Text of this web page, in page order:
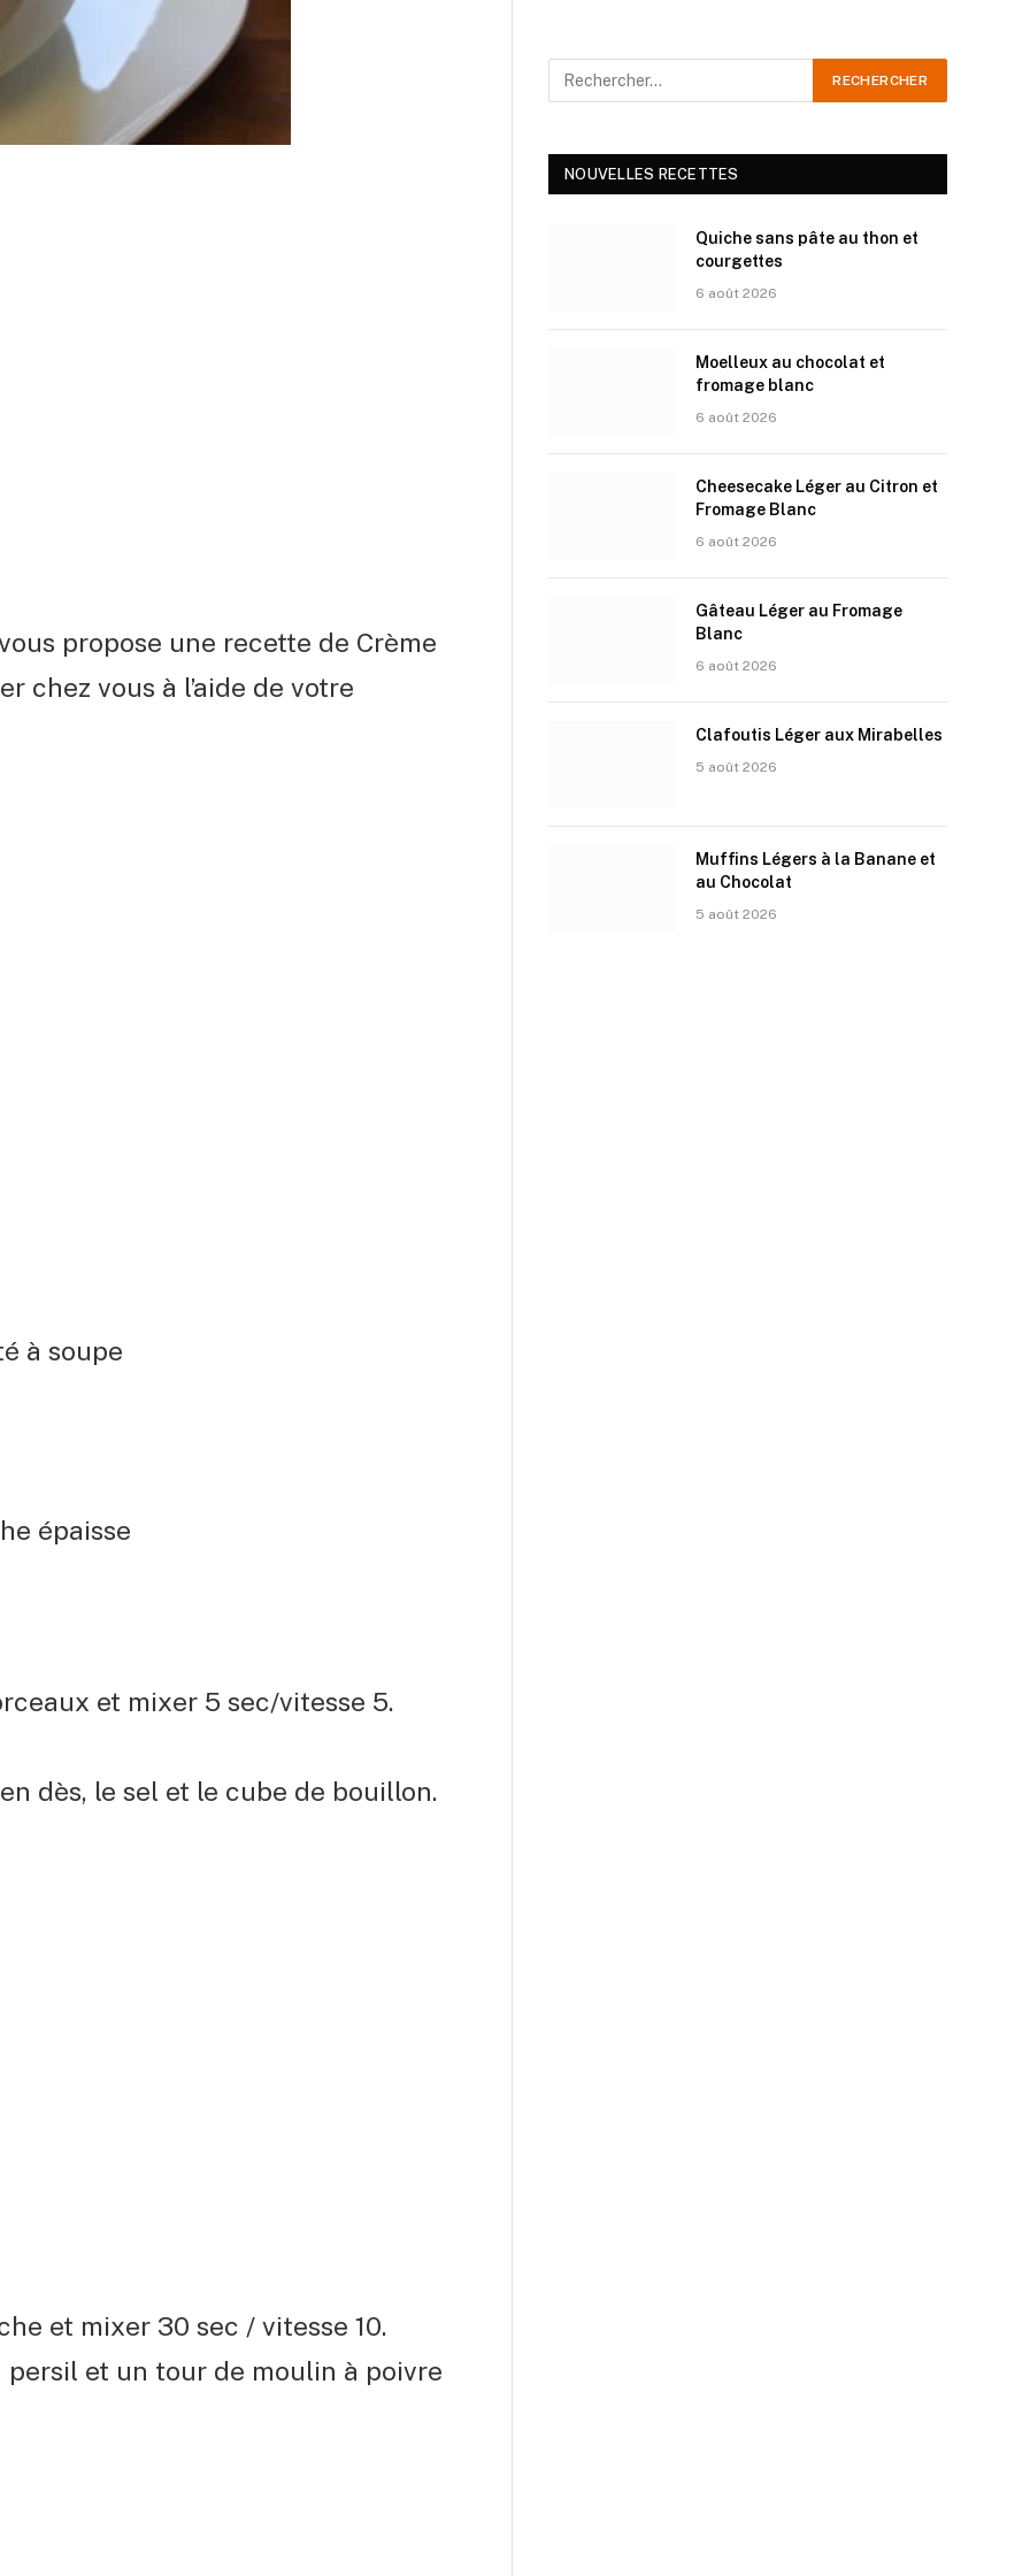
propose une recette de Crème
chez vous à l’aide de votre
à soupe
épaisse
et mixer 5 sec/vitesse 5.
dès, le sel et le cube de bouillon.
et mixer 30 sec / vitesse 10.
et un tour de moulin à poivre
NOUVELLES RECETTES
Quiche sans pâte au thon et
courgettes
6 août 2026
Moelleux au chocolat et
fromage blanc
6 août 2026
Cheesecake Léger au Citron et
Fromage Blanc
6 août 2026
Gâteau Léger au Fromage
Blanc
6 août 2026
Clafoutis Léger aux Mirabelles
5 août 2026
Muffins Légers à la Banane et
au Chocolat
5 août 2026